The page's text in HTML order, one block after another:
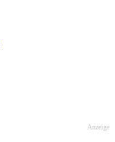
Anzeige